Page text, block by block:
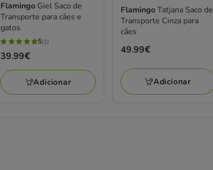
Flamingo Giel Saco de
Transporte para cães e
gatos
5
estrelas
com
1
avaliações
5(1)
Preço
39.99€
39.99€
Adicionar
FlamingoTatjana Saco de
Transporte Cinza para
cães
Preço
49.99€
Adicionar